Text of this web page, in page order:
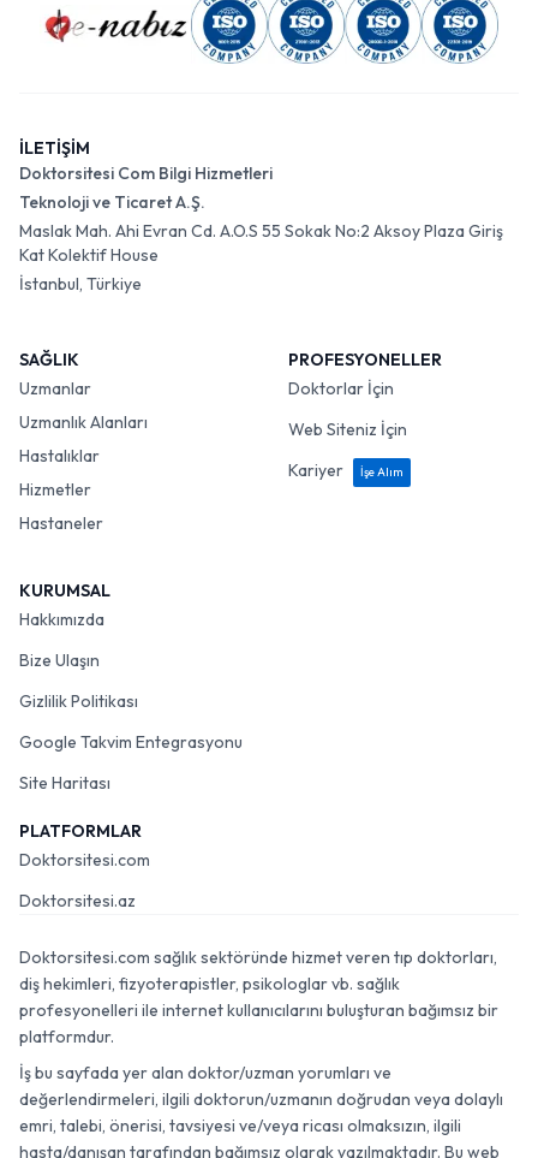
İLETİŞİM
Doktorsitesi Com Bilgi Hizmetleri
Teknoloji ve Ticaret A.Ş.
Maslak Mah. Ahi Evran Cd. A.O.S 55 Sokak No:2 Aksoy Plaza Giriş
Kat Kolektif House
İstanbul, Türkiye
SAĞLIK
Uzmanlar
Uzmanlık Alanları
Hastalıklar
Hizmetler
Hastaneler
PROFESYONELLER
Doktorlar İçin
Web Siteniz İçin
Kariyer
İşe Alım
KURUMSAL
Hakkımızda
Bize Ulaşın
Gizlilik Politikası
Google Takvim Entegrasyonu
Site Haritası
PLATFORMLAR
Doktorsitesi.com
Doktorsitesi.az
Doktorsitesi.com sağlık sektöründe hizmet veren tıp doktorları,
diş hekimleri, fizyoterapistler, psikologlar vb. sağlık
profesyonelleri ile internet kullanıcılarını buluşturan bağımsız bir
platformdur.
İş bu sayfada yer alan doktor/uzman yorumları ve
değerlendirmeleri, ilgili doktorun/uzmanın doğrudan veya dolaylı
emri, talebi, önerisi, tavsiyesi ve/veya ricası olmaksızın, ilgili
hasta/danışan tarafından bağımsız olarak yazılmaktadır. Bu web